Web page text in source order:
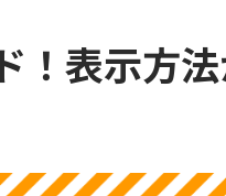
！表示方